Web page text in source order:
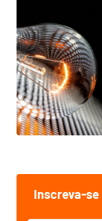
Inscreva-se